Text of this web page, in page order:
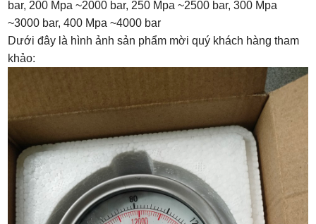
bar, 200 Mpa ~2000 bar, 250 Mpa ~2500 bar, 300 Mpa
~3000 bar, 400 Mpa ~4000 bar
Dưới đây là hình ảnh sản phẩm mời quý khách hàng tham
khảo: